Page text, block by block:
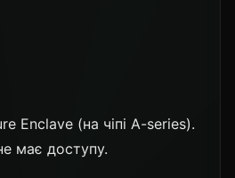
Enclave (на чіпі A-series).
має доступу.